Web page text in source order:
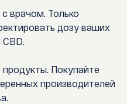
с врачом. Только
дозу ваших
Покупайте
производителей